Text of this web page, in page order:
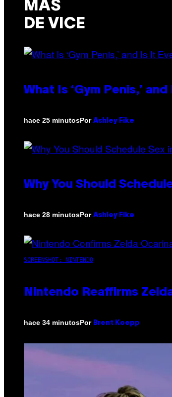
MÁS
DE VICE
What Is ‘Gym Penis,’
hace 25 minutosPor Ashley Fike
Why You Should
hace 28 minutosPor Ashley Fike
SCREENSHOT: NINTENDO
Nintendo Reaffirms
hace 34 minutosPor Brent Koepp